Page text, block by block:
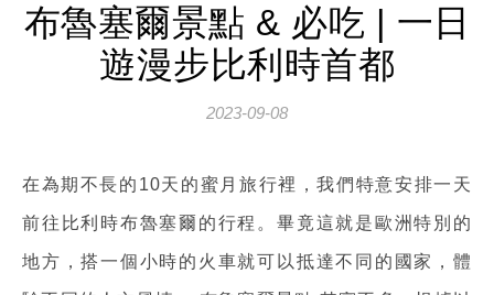
布魯塞爾景點 & 必吃 | 一日
遊漫步比利時首都
2023-09-08
在為期不長的10天的蜜月旅行裡，我們特意安排一天
前往比利時布魯塞爾的行程。畢竟這就是歐洲特別的
地方，搭一個小時的火車就可以抵達不同的國家，體